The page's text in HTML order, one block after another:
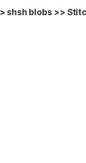
shsh blobs >>